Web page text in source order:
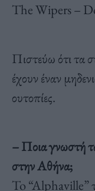
The Wipers –
Πιστεύω ότι τα
έχουν έναν
ουτοπίες.
– Ποια γνωστή
στην Αθήνα;
To “Alphaville”